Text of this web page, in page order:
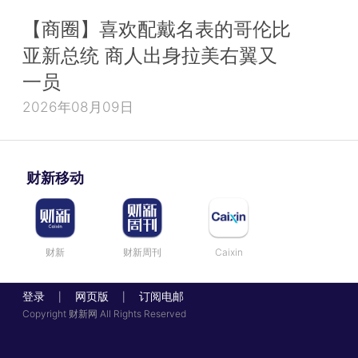
【商圈】喜欢配戴名表的哥伦比
亚新总统 商人出身拉美右翼又
一员
2026年08月09日
财新移动
财新 财新周刊 Caixin
登录 网页版 订阅电邮
Copyright 财新网 All Rights Reserved